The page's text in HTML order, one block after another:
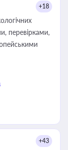
+18
перевірками,
+43